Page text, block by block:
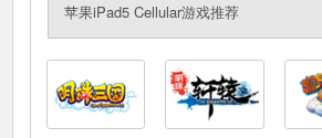
苹果iPad5 Cellular游戏推荐